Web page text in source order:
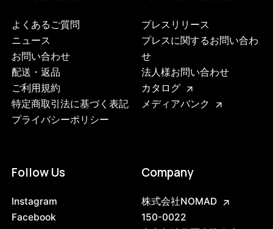
よくあるご質問
ニュース
お問い合わせ
配送・返品
ご利用規約
特定商取引法に基づく表記
プライバシーポリシー
プレスリリース
プレスに関するお問い合わ
せ
法人様お問い合わせ
カタログ
メディアバンク
Follow Us
Instagram
Facebook
Company
株式会社NOMAD
150-0022